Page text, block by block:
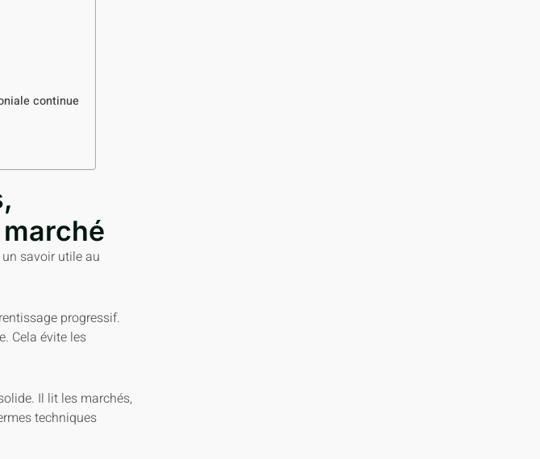
continue
savoir utile au
progressif.
Cela évite les
Il lit les marchés,
techniques